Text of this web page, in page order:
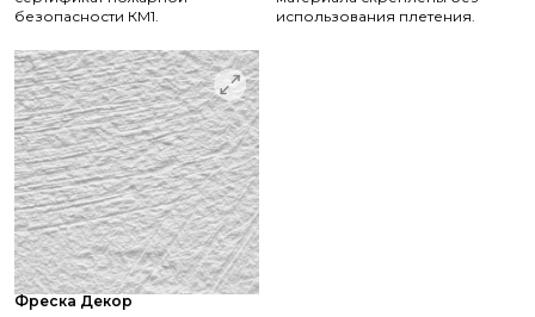
безопасности КМ1.
использования плетения.
Фреска Декор